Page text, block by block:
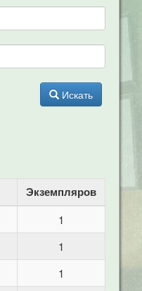
Искать
Экземпляров
1
1
1